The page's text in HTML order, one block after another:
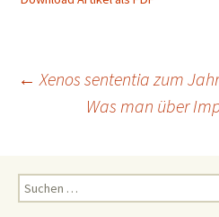
← Xenos sententia zum
Was man über
Suchen
nach: